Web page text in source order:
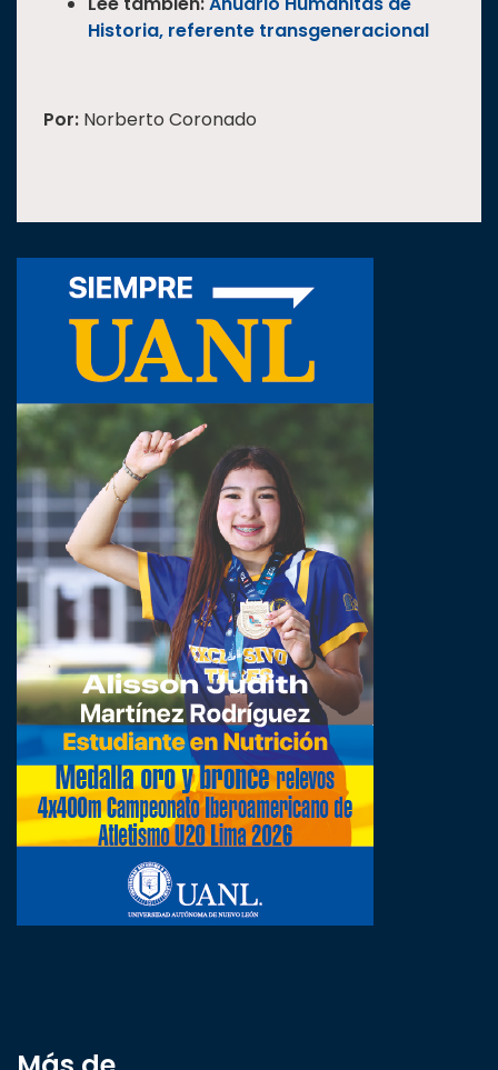
Historia, referente transgeneracional
Por: Norberto Coronado